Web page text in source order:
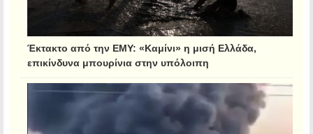
Έκτακτο από την ΕΜΥ: «Καμίνι» η μισή Ελλάδα,
επικίνδυνα μπουρίνια στην υπόλοιπη